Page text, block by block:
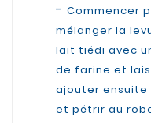
- Commencer
mélanger la
lait tiédi avec
de farine et
ajouter ensuite
et pétrir au